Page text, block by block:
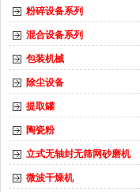
粉碎设备系列
混合设备系列
包装机械
除尘设备
提取罐
陶瓷粉
立式无轴封无筛网砂磨机
微波干燥机